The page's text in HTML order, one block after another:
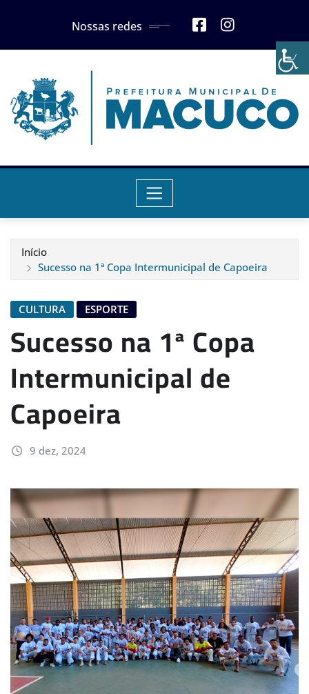
Nossas redes
Início
Sucesso na 1ª Copa Intermunicipal de Capoeira
CULTURA ESPORTE
Sucesso na 1ª Copa
Intermunicipal de
Capoeira
9 dez, 2024